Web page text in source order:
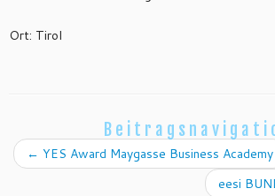
Ort: Tirol
← YES Award Maygasse Business Academy
eesi